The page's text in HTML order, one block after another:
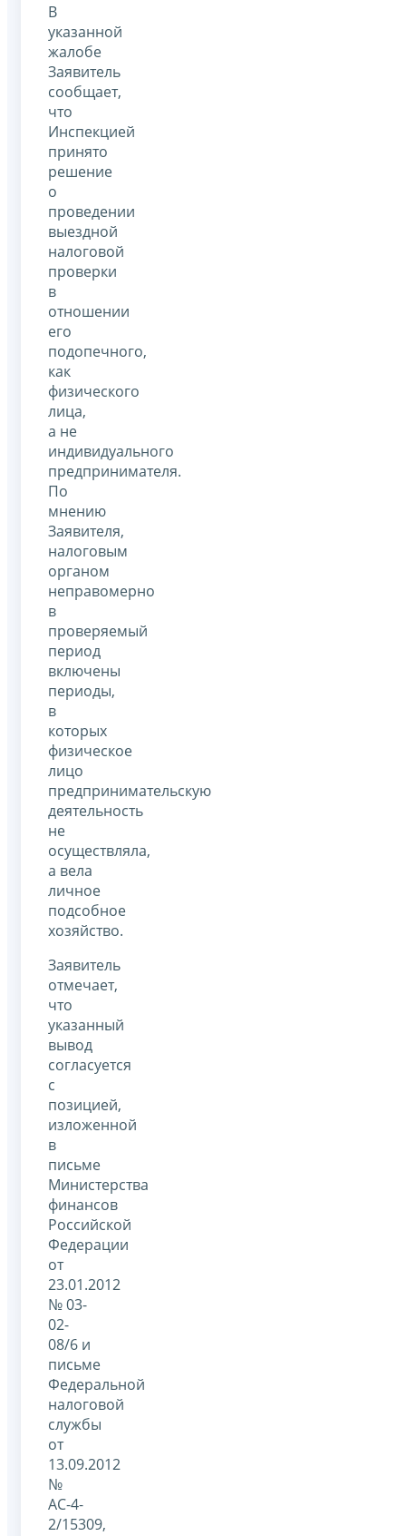
В
указанной
жалобе
Заявитель
сообщает,
что
Инспекцией
принято
решение
о
проведении
выездной
налоговой
проверки
в
отношении
его
подопечного,
как
физического
лица,
а не
индивидуального
предпринимателя.
По
мнению
Заявителя,
налоговым
органом
неправомерно
в
проверяемый
период
включены
периоды,
в
которых
физическое
лицо
предпринимательскую
деятельность
не
осуществляла,
а вела
личное
подсобное
хозяйство.
Заявитель
отмечает,
что
указанный
вывод
согласуется
с
позицией,
изложенной
в
письме
Министерства
финансов
Российской
Федерации
от
23.01.2012
№ 03-
02-
08/6 и
письме
Федеральной
налоговой
службы
от
13.09.2012
№
АС-4-
2/15309,